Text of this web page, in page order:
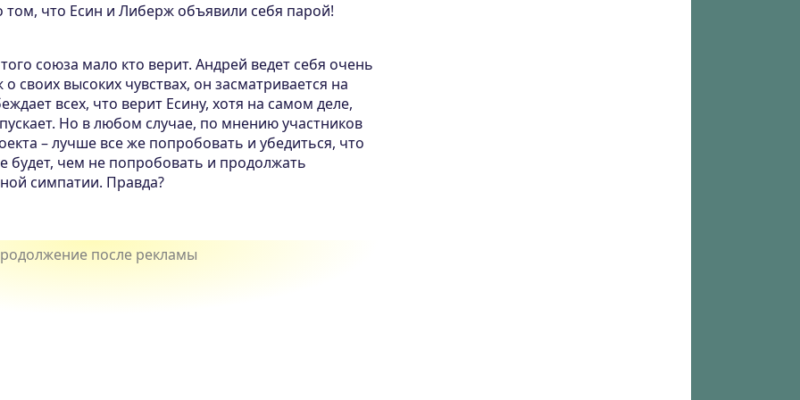
том, что Есин и Либерж объявили себя парой!
союза мало кто верит. Андрей ведет себя очень
своих высоких чувствах, он засматривается на
всех, что верит Есину, хотя на самом деле,
Но в любом случае, по мнению участников
– лучше все же попробовать и убедиться, что
будет, чем не попробовать и продолжать
симпатии. Правда?